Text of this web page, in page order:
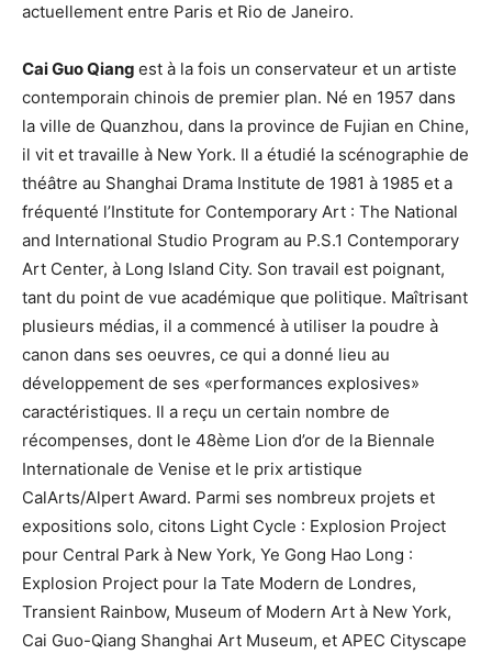
actuellement entre Paris et Rio de Janeiro.
Cai Guo Qiang est à la fois un conservateur et un artiste
contemporain chinois de premier plan. Né en 1957 dans
la ville de Quanzhou, dans la province de Fujian en Chine,
il vit et travaille à New York. Il a étudié la scénographie de
théâtre au Shanghai Drama Institute de 1981 à 1985 et a
fréquenté l’Institute for Contemporary Art : The National
and International Studio Program au P.S.1 Contemporary
Art Center, à Long Island City. Son travail est poignant,
tant du point de vue académique que politique. Maîtrisant
plusieurs médias, il a commencé à utiliser la poudre à
canon dans ses oeuvres, ce qui a donné lieu au
développement de ses «performances explosives»
caractéristiques. Il a reçu un certain nombre de
récompenses, dont le 48ème Lion d’or de la Biennale
Internationale de Venise et le prix artistique
CalArts/Alpert Award. Parmi ses nombreux projets et
expositions solo, citons Light Cycle : Explosion Project
pour Central Park à New York, Ye Gong Hao Long :
Explosion Project pour la Tate Modern de Londres,
Transient Rainbow, Museum of Modern Art à New York,
Cai Guo-Qiang Shanghai Art Museum, et APEC Cityscape